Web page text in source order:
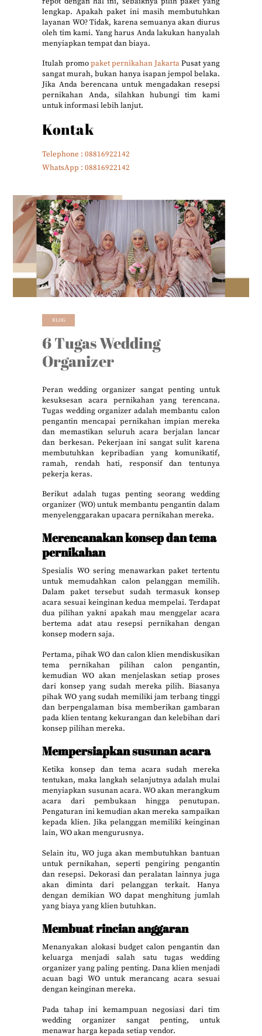
lengkap. Apakah paket ini masih membutuhkan
layanan WO? Tidak, karena semuanya akan diurus
oleh tim kami. Yang harus Anda lakukan hanyalah
menyiapkan tempat dan biaya.
Itulah promopaket pernikahan JakartaPusat yang
sangat murah, bukan hanya isapan jempol belaka.
Jika Anda berencana untuk mengadakan resepsi
pernikahan Anda, silahkan hubungi tim kami
untuk informasi lebih lanjut.
Kontak
Telephone : 08816922142
WhatsApp : 08816922142
6 Tugas Wedding
Organizer
BLOG
Peran wedding organizer sangat penting untuk
kesuksesan acara pernikahan yang terencana.
Tugas wedding organizer adalah membantu calon
pengantin mencapai pernikahan impian mereka
dan memastikan seluruh acara berjalan lancar
dan berkesan. Pekerjaan ini sangat sulit karena
membutuhkan kepribadian yang komunikatif,
ramah, rendah hati, responsif dan tentunya
pekerja keras.
Berikut adalah tugas penting seorang wedding
organizer (WO) untuk membantu pengantin dalam
menyelenggarakan upacara pernikahan mereka.
Merencanakan konsep dan tema
pernikahan
Spesialis WO sering menawarkan paket tertentu
untuk memudahkan calon pelanggan memilih.
Dalam paket tersebut sudah termasuk konsep
acara sesuai keinginan kedua mempelai. Terdapat
dua pilihan yakni apakah mau menggelar acara
bertema adat atau resepsi pernikahan dengan
konsep modern saja.
Pertama, pihak WO dan calon klien mendiskusikan
tema pernikahan pilihan calon pengantin,
kemudian WO akan menjelaskan setiap proses
dari konsep yang sudah mereka pilih. Biasanya
pihak WO yang sudah memiliki jam terbang tinggi
dan berpengalaman bisa memberikan gambaran
pada klien tentang kekurangan dan kelebihan dari
konsep pilihan mereka.
Mempersiapkan susunan acara
Ketika konsep dan tema acara sudah mereka
tentukan, maka langkah selanjutnya adalah mulai
menyiapkan susunan acara. WO akan merangkum
acara dari pembukaan hingga penutupan.
Pengaturan ini kemudian akan mereka sampaikan
kepada klien. Jika pelanggan memiliki keinginan
lain, WO akan mengurusnya.
Selain itu, WO juga akan membutuhkan bantuan
untuk pernikahan, seperti pengiring pengantin
dan resepsi. Dekorasi dan peralatan lainnya juga
akan diminta dari pelanggan terkait. Hanya
dengan demikian WO dapat menghitung jumlah
yang biaya yang klien butuhkan.
Membuat rincian anggaran
Menanyakan alokasi budget calon pengantin dan
keluarga menjadi salah satu tugas wedding
organizer yang paling penting. Dana klien menjadi
acuan bagi WO untuk merancang acara sesuai
dengan keinginan mereka.
Pada tahap ini kemampuan negosiasi dari tim
wedding organizer sangat penting, untuk
menawar harga kepada setiap vendor.